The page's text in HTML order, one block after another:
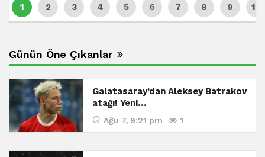
Günün Öne Çıkanlar
Galatasaray’dan Aleksey Batrakov
atağı! Yeni…
Ağu 7, 9:21 pm 1